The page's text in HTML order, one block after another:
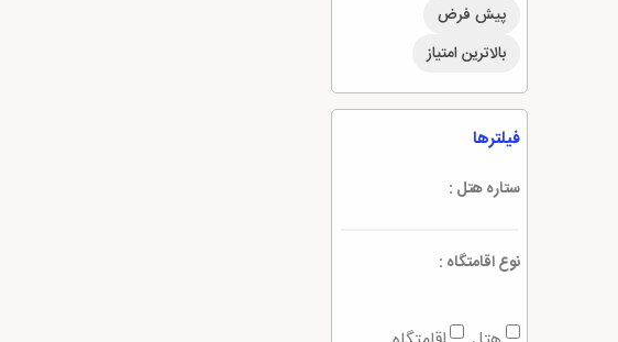
پیش فرض
بالاترین امتیاز
فیلترها
ستاره هتل :
نوع اقامتگاه :